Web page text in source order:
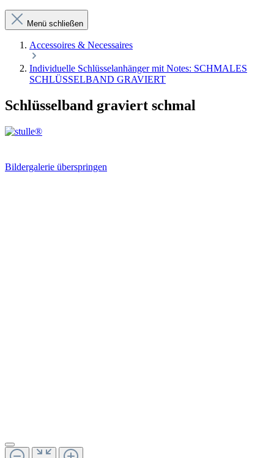
Menü schließen
Accessoires & Necessaires
Individuelle Schlüsselanhänger mit Notes: SCHMALES
SCHLÜSSELBAND GRAVIERT
Schlüsselband graviert schmal
Bildergalerie überspringen